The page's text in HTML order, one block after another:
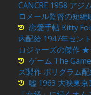
CANCRE 1958 アジ
ロメール監督の短編
恋愛手帖 Kitty
内配給 1947年セン
ロジャーズの傑作
ゲーム The
ズ製作 ポリグラム
嘘 1963 大映東